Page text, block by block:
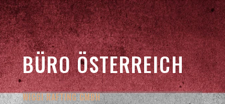
BÜRO ÖSTERREICH
WIGGI RAFTING GMBH